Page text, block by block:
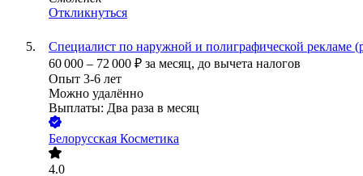
Откликнуться
Специалист по наружной и полиграфической рекламе
60 000 – 72 000 ₽ за месяц, до вычета налогов
Опыт 3-6 лет
Можно удалённо
Выплаты: Два раза в месяц
Белорусская Косметика
4.0